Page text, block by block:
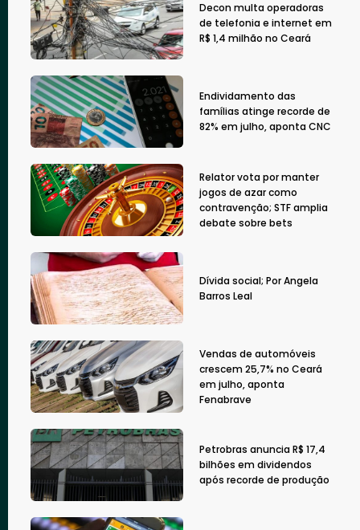
Decon multa operadoras
de telefonia e internet em
R$ 1,4 milhão no Ceará
Endividamento das
famílias atinge recorde de
82% em julho, aponta CNC
Relator vota por manter
jogos de azar como
contravenção; STF amplia
debate sobre bets
Dívida social; Por Angela
Barros Leal
Vendas de automóveis
crescem 25,7% no Ceará
em julho, aponta
Fenabrave
Petrobras anuncia R$ 17,4
bilhões em dividendos
após recorde de produção